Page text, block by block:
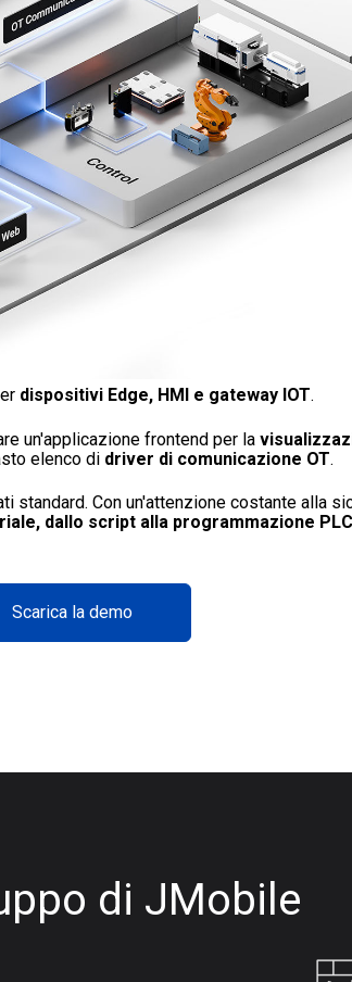
dispositivi Edge, HMI e gateway IOT.
un'applicazione frontend per la
elenco di driver di comunicazione OT.
standard. Con un'attenzione costante alla
dallo script alla programmazione
Scarica la demo
di JMobile